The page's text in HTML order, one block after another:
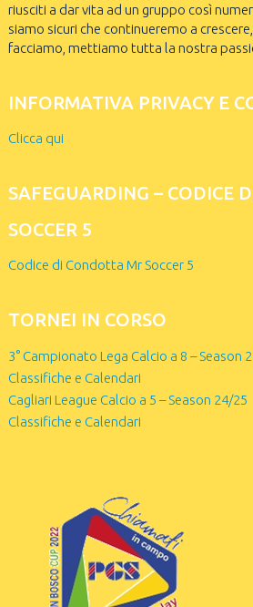
riusciti a dar vita ad un gruppo così
siamo sicuri che continueremo a
facciamo, mettiamo tutta la nostra
INFORMATIVA PRIVACY E
Clicca qui
SAFEGUARDING – CODICE
SOCCER 5
Codice di Condotta Mr Soccer 5
TORNEI IN CORSO
3° Campionato Lega Calcio a 8 – Season
Classifiche e Calendari
Cagliari League Calcio a 5 – Season 24/25
Classifiche e Calendari